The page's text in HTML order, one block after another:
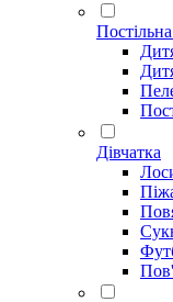
Дівчатка